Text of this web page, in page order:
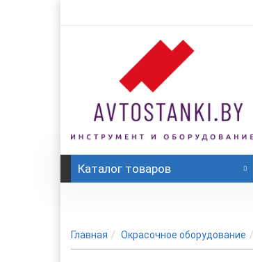
Каталог товаров
Главная Окрасочное оборудование